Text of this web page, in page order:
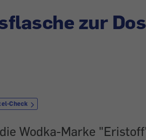
zur
Check
Wodka-Marke